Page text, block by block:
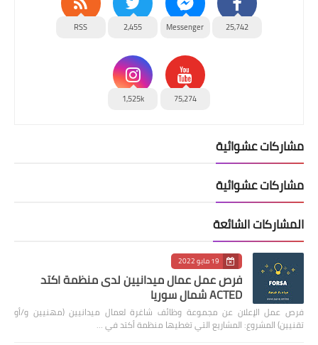
25,742
Messenger
2,455
RSS
75,274
1,525k
مشاركات عشوائية
مشاركات عشوائية
المشاركات الشائعة
19 مايو 2022
فرص عمل عمال ميدانيين لدى منظمة اكتد
ACTED شمال سوريا
فرص عمل الإعلان عن مجموعة وظائف شاغرة لعمال ميدانيين (مهنيين و/أو
تقنيين) المشروع: المشاريع التي تغطيها منظمة أكتد في …